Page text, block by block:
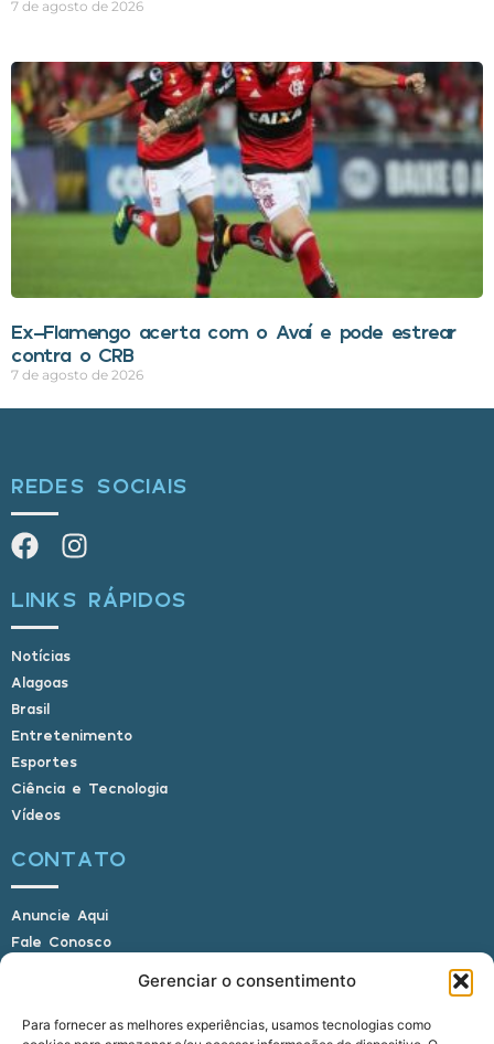
Gerenciar o consentimento
Para fornecer as melhores experiências, usamos tecnologias como
7 de agosto de 2026
Ex-Flamengo acerta com o Avaí e pode estrear
contra o CRB
7 de agosto de 2026
REDES SOCIAIS
LINKS RÁPIDOS
Notícias
Alagoas
Brasil
Entretenimento
Esportes
Ciência e Tecnologia
Vídeos
CONTATO
Anuncie Aqui
Fale Conosco